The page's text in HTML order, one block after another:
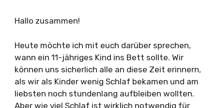
Hallo zusammen!
Heute möchte ich mit euch darüber sprechen,
wann ein 11-jähriges Kind ins Bett sollte. Wir
können uns sicherlich alle an diese Zeit erinnern,
als wir als Kinder wenig Schlaf bekamen und am
liebsten noch stundenlang aufbleiben wollten.
Aber wie viel Schlaf ist wirklich notwendig für